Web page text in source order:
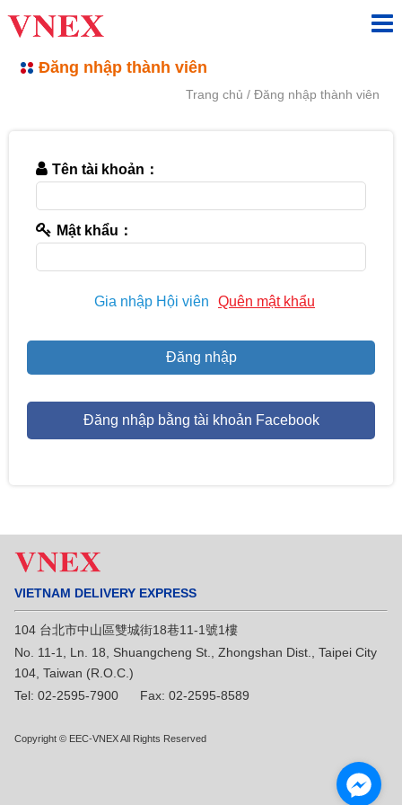
Đăng nhập thành viên
Trang chủ Đăng nhập thành viên
Tên tài khoản：
Mật khẩu：
Gia nhập Hội viên Quên mật khẩu
Đăng nhập bằng tài khoản Facebook
VIETNAM DELIVERY EXPRESS
104 台北市中山區雙城街18巷11-1號1樓
No. 11-1, Ln. 18, Shuangcheng St., Zhongshan Dist., Taipei City
104, Taiwan (R.O.C.)
Tel: 02-2595-7900 Fax: 02-2595-8589
Copyright © EEC-VNEX All Rights Reserved